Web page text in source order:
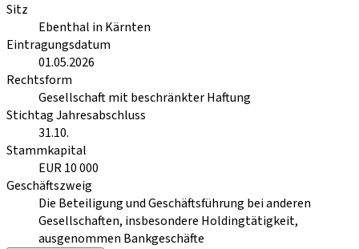
Sitz
Ebenthal in Kärnten
Eintragungsdatum
01.05.2026
Rechtsform
Gesellschaft mit beschränkter Haftung
Stichtag Jahresabschluss
31.10.
Stammkapital
EUR 10 000
Geschäftszweig
Die Beteiligung und Geschäftsführung bei anderen
Gesellschaften, insbesondere Holdingtätigkeit,
ausgenommen Bankgeschäfte